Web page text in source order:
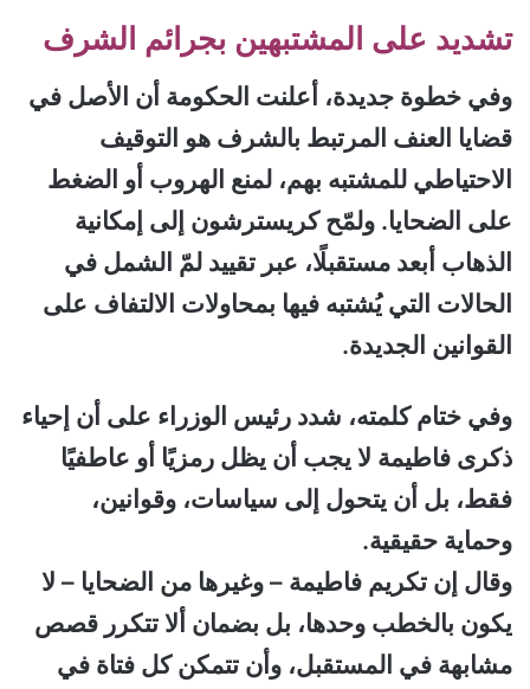
تشديد على المشتبهين بجرائم الشرف
وفي خطوة جديدة، أعلنت الحكومة أن الأصل في
قضايا العنف المرتبط بالشرف هو التوقيف
الاحتياطي للمشتبه بهم، لمنع الهروب أو الضغط
على الضحايا. ولمّح كريسترشون إلى إمكانية
الذهاب أبعد مستقبلًا، عبر تقييد لمّ الشمل في
الحالات التي يُشتبه فيها بمحاولات الالتفاف على
القوانين الجديدة.
وفي ختام كلمته، شدد رئيس الوزراء على أن إحياء
ذكرى فاطيمة لا يجب أن يظل رمزيًا أو عاطفيًا
فقط، بل أن يتحول إلى سياسات، وقوانين،
وحماية حقيقية.
وقال إن تكريم فاطيمة – وغيرها من الضحايا – لا
يكون بالخطب وحدها، بل بضمان ألا تتكرر قصص
مشابهة في المستقبل، وأن تتمكن كل فتاة في